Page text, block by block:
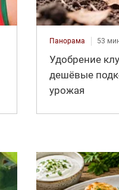
Панорама 53
Удобрение
дешёвые
урожая